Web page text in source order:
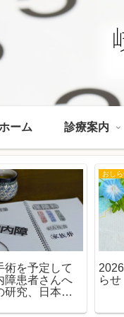
ーム 診療案内
術を予定して
障患者さんへ
研究、日本人
おし
らせ